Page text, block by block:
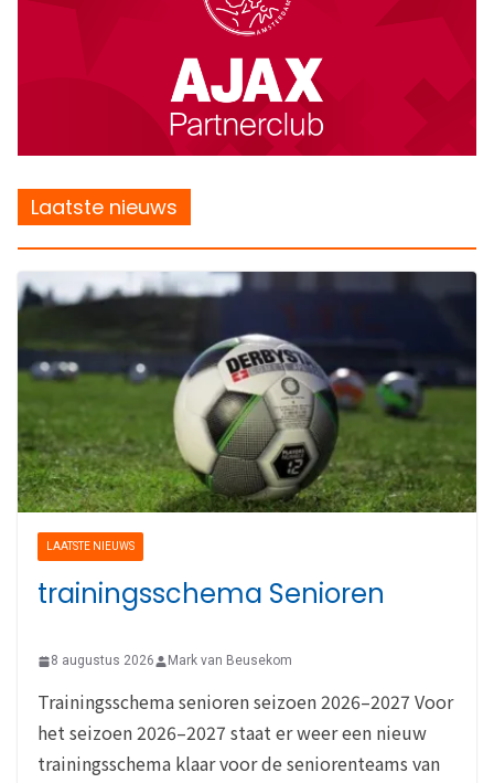
Laatste nieuws
LAATSTE NIEUWS
trainingsschema Senioren
8 augustus 2026 Mark van Beusekom
Trainingsschema senioren seizoen 2026–2027 Voor
het seizoen 2026–2027 staat er weer een nieuw
trainingsschema klaar voor de seniorenteams van